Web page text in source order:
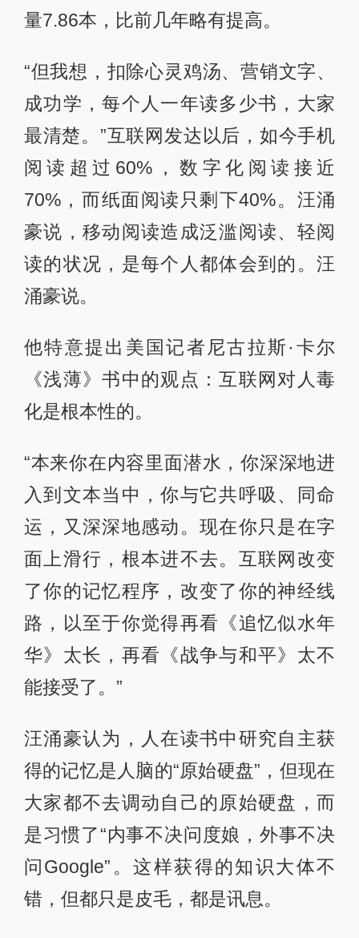
量7.86本，比前几年略有提高。
“但我想，扣除心灵鸡汤、营销文字、
成功学，每个人一年读多少书，大家
最清楚。”互联网发达以后，如今手机
阅读超过60%，数字化阅读接近
70%，而纸面阅读只剩下40%。汪涌
豪说，移动阅读造成泛滥阅读、轻阅
读的状况，是每个人都体会到的。汪
涌豪说。
他特意提出美国记者尼古拉斯·卡尔
《浅薄》书中的观点：互联网对人毒
化是根本性的。
“本来你在内容里面潜水，你深深地进
入到文本当中，你与它共呼吸、同命
运，又深深地感动。现在你只是在字
面上滑行，根本进不去。互联网改变
了你的记忆程序，改变了你的神经线
路，以至于你觉得再看《追忆似水年
华》太长，再看《战争与和平》太不
能接受了。”
汪涌豪认为，人在读书中研究自主获
得的记忆是人脑的“原始硬盘”，但现在
大家都不去调动自己的原始硬盘，而
是习惯了“内事不决问度娘，外事不决
问Google”。这样获得的知识大体不
错，但都只是皮毛，都是讯息。